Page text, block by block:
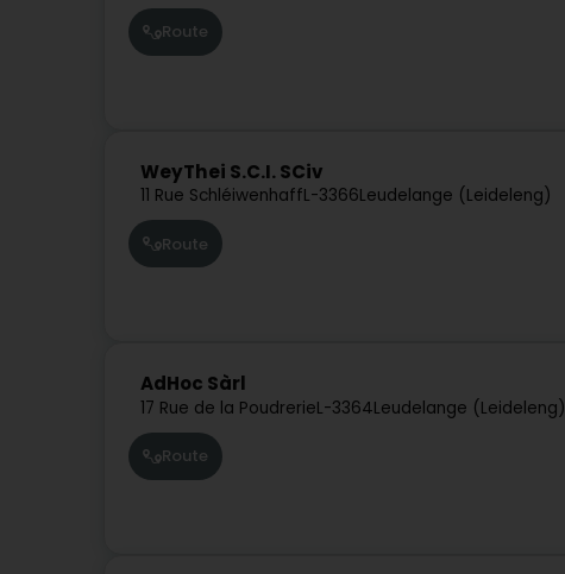
Route
WeyThei S.C.I. SCiv
11 Rue SchléiwenhaffL-3366Leudelange (Leideleng)
Route
AdHoc Sàrl
17 Rue de la PoudrerieL-3364Leudelange (Leideleng)
Route